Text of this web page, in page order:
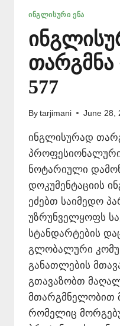
ᲘᲜᲒᲚᲘᲡᲣᲠᲘ ᲔᲜᲐ
თარგმნა
577
By tarjimani June 28,
ინგლისურად
ნოტარიული
დოკუმენტაციის
ეძებთ საიმედო
უზრუნველყოფს
სტანდარტების
გლობალური
განათლების
გთავაზობთ
მთარგმნელობით
რომელიც